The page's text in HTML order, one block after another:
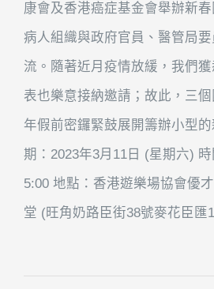
康會及香港癌症基金會舉辦新
病人組織與政府官員、醫管局
流。隨著近月疫情放緩，我們
表也樂意接納邀請；故此，三
年假前密鑼緊鼓展開籌辦小型
期：2023年3月11日 (星期六)
5:00 地點：香港遊樂場協會優
堂 (旺角奶路臣街38號麥花臣匯